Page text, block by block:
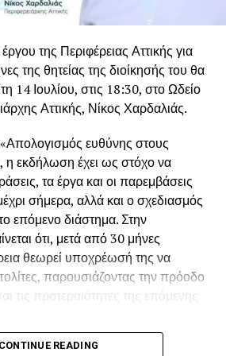
με λυγμούς ο γιος του, Μιλτιάδης
ο επικήδειος των εγγονών του, που
βαθιά συγκινημένες, μη μπορώντας
τα δάκρυα.
στο Α΄ Νεκροταφείο Αθηνών.
Σόφη Λαναρά, τη γυναίκα που
μέχρι την εκδημία της το 2015.
ο Γιάννης Βαρβιτσιώτηςείχε
του,καθώς είχε γεννηθεί σαν
αγαπημένου του Μυστρά και του
όπου βρισκόταν την τελευταία
υγείας που
Βαρβιτσιώτης
γεννήθηκε στην Αθήνα στις 2
νομικός και πολιτικός που
ευρωβουλευτής και
της Περιφέρειας Αττικής για
της θητείας της διοίκησής του θα
14 Ιουλίου, στις 18:30, στο Ωδείο
Αττικής, Νίκος Χαρδαλιάς.
ευθύνης στους
η εκδήλωση έχει ως στόχο να
τα έργα και οι παρεμβάσεις
σήμερα, αλλά και ο σχεδιασμός
επόμενο διάστημα. Στην
ότι, μετά από 30 μήνες
θεωρεί υποχρέωσή της να
παρουσιάζοντας την πρόοδο
τις προτεραιότητες της επόμενης
στις «300+1 δεσμεύσεις» της
CONTINUE READING